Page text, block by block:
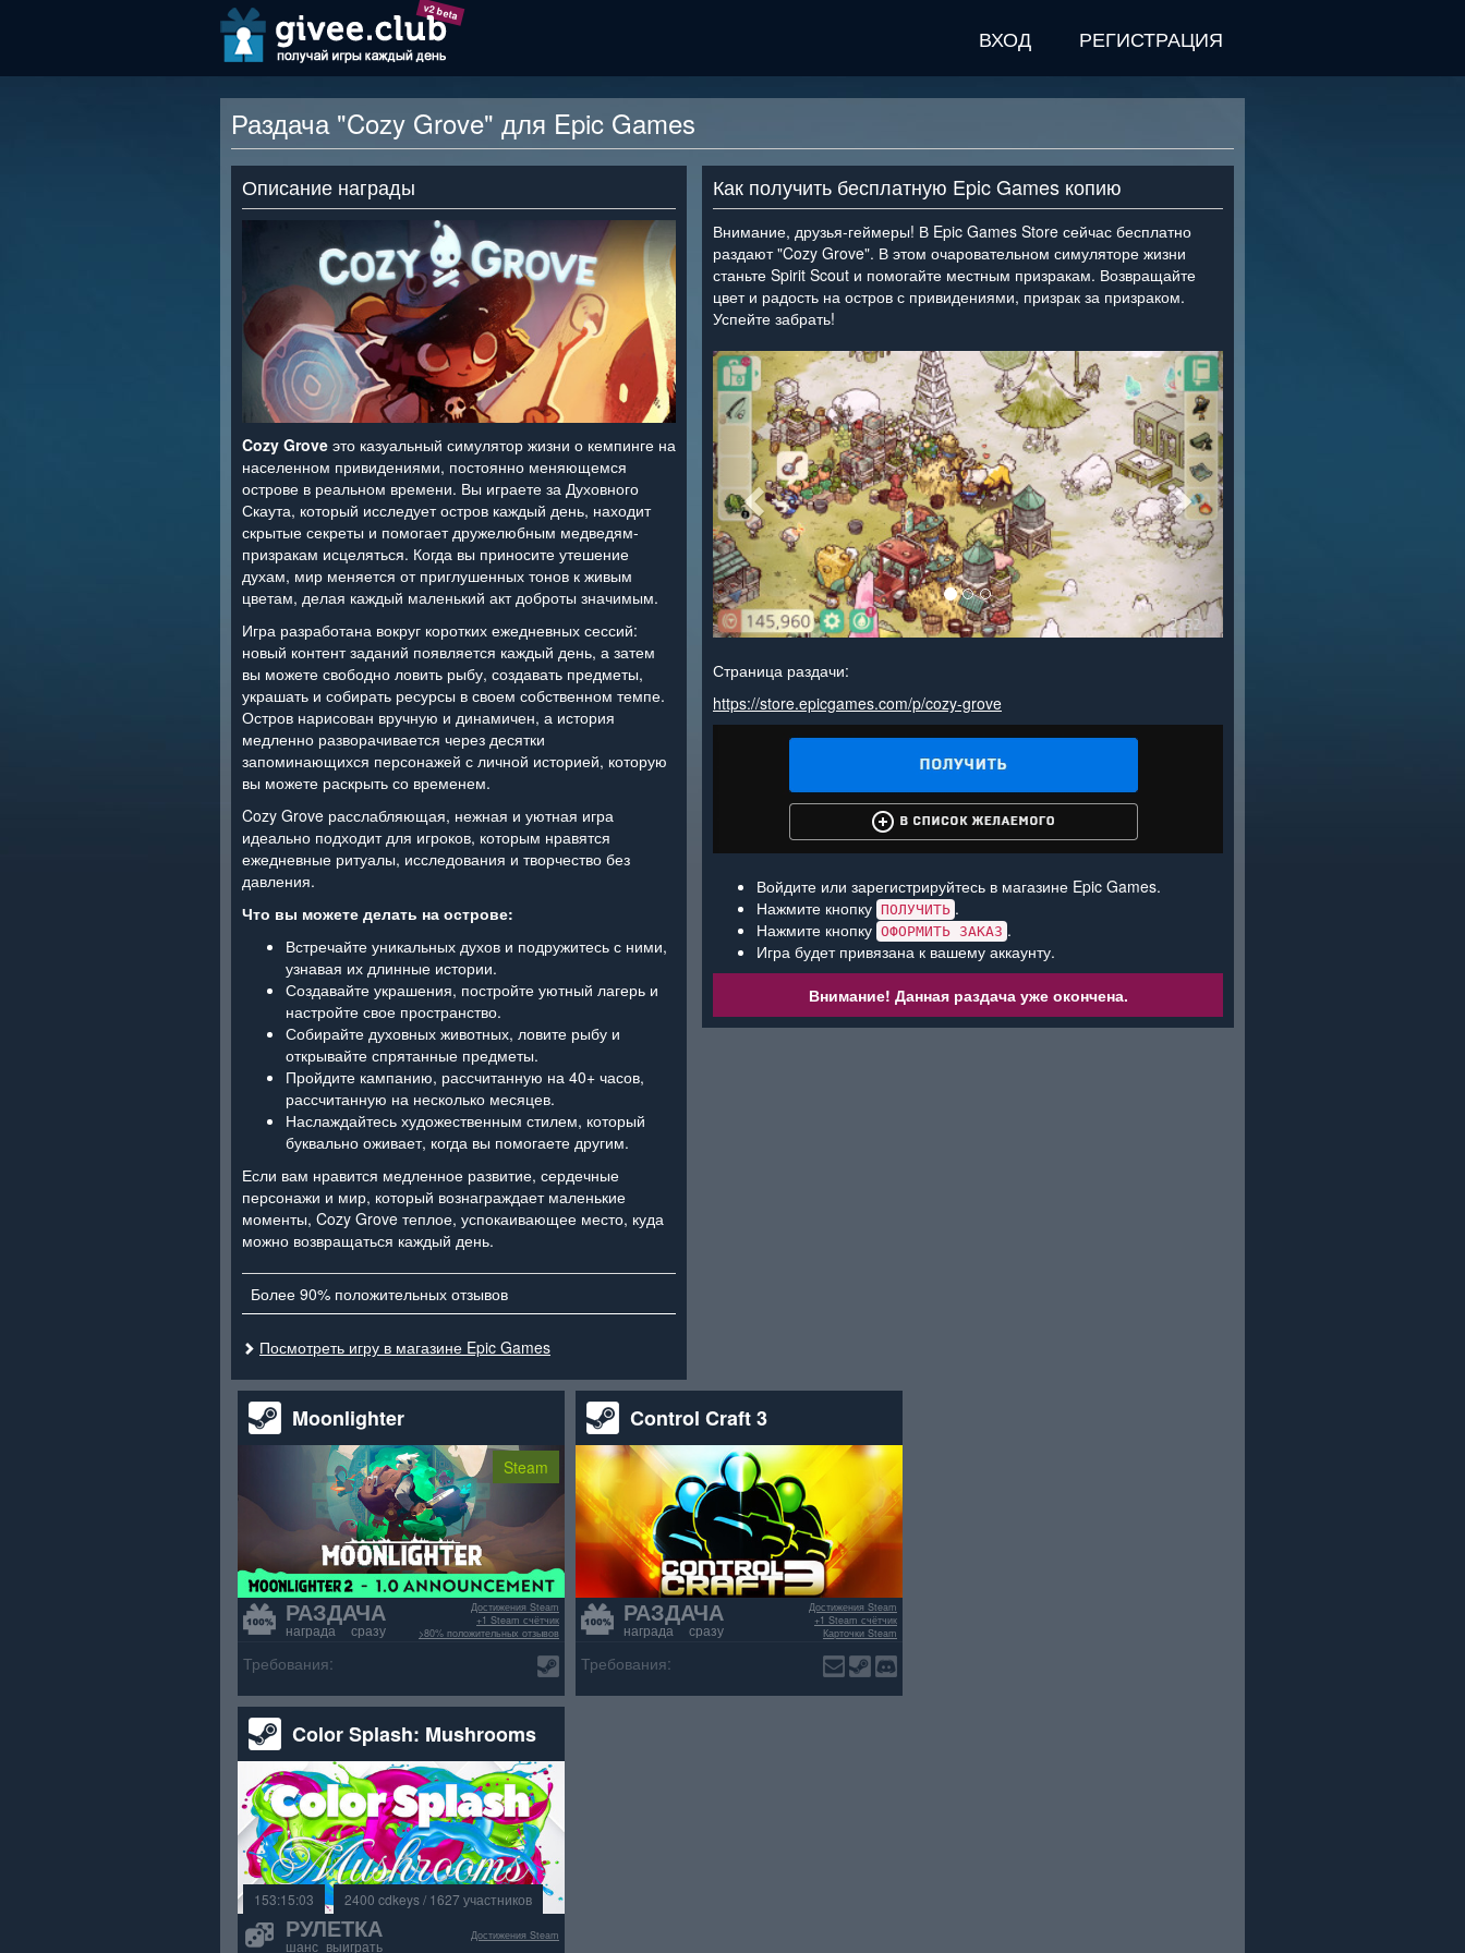
v2 beta
ВХОД РЕГИСТРАЦИЯ
Раздача "Cozy Grove" для Epic Games
Описание награды
Cozy Grove это казуальный симулятор жизни о кемпинге на
населенном привидениями, постоянно меняющемся
острове в реальном времени. Вы играете за Духовного
Скаута, который исследует остров каждый день, находит
скрытые секреты и помогает дружелюбным медведям-
призракам исцеляться. Когда вы приносите утешение
духам, мир меняется от приглушенных тонов к живым
цветам, делая каждый маленький акт доброты значимым.
Игра разработана вокруг коротких ежедневных сессий:
новый контент заданий появляется каждый день, а затем
вы можете свободно ловить рыбу, создавать предметы,
украшать и собирать ресурсы в своем собственном темпе.
Остров нарисован вручную и динамичен, а история
медленно разворачивается через десятки
запоминающихся персонажей с личной историей, которую
вы можете раскрыть со временем.
Cozy Grove расслабляющая, нежная и уютная игра
идеально подходит для игроков, которым нравятся
ежедневные ритуалы, исследования и творчество без
давления.
Что вы можете делать на острове:
Встречайте уникальных духов и подружитесь с ними,
узнавая их длинные истории.
Создавайте украшения, постройте уютный лагерь и
настройте свое пространство.
Собирайте духовных животных, ловите рыбу и
открывайте спрятанные предметы.
Пройдите кампанию, рассчитанную на 40+ часов,
рассчитанную на несколько месяцев.
Наслаждайтесь художественным стилем, который
буквально оживает, когда вы помогаете другим.
Если вам нравится медленное развитие, сердечные
персонажи и мир, который вознаграждает маленькие
моменты, Cozy Grove теплое, успокаивающее место, куда
можно возвращаться каждый день.
Более 90% положительных отзывов
Посмотреть игру в магазине Epic Games
Как получить бесплатную Epic Games копию
Внимание, друзья-геймеры! В Epic Games Store сейчас бесплатно
раздают "Cozy Grove". В этом очаровательном симуляторе жизни
станьте Spirit Scout и помогайте местным призракам. Возвращайте
цвет и радость на остров с привидениями, призрак за призраком.
Успейте забрать!
< >
Страница раздачи:
https://store.epicgames.com/p/cozy-grove
Войдите или зарегистрируйтесь в магазине Epic Games.
Нажмите кнопку ПОЛУЧИТЬ .
Нажмите кнопку ОФОРМИТЬ ЗАКАЗ .
Игра будет привязана к вашему аккаунту.
Внимание! Данная раздача уже окончена.
Moonlighter
Steam
РАЗДАЧА
награда сразу
Достижения Steam
+1 Steam счётчик
>80% положительных отзывов
Требования:
Control Craft 3
РАЗДАЧА
награда сразу
Достижения Steam
+1 Steam счётчик
Карточки Steam
Требования:
Color Splash: Mushrooms
153:15:03 2400 cdkeys / 1627 участников
РУЛЕТКА
шанс выиграть
Достижения Steam